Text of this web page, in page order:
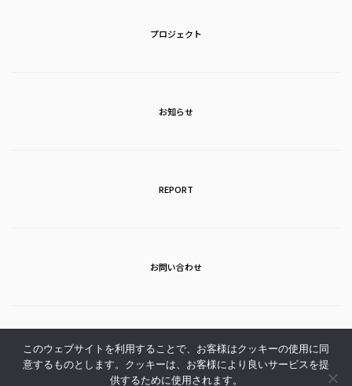
プロジェクト
お知らせ
REPORT
お問い合わせ
アクセス
このウェブサイトを利用することで、お客様はクッキーの使用に同
意するものとします。クッキーは、お客様により良いサービスを提
供するために使用されます。